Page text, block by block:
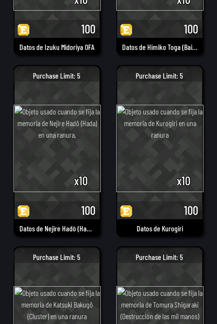
Datos de Izuku Midoriya OFA
100
Datos de Himiko Toga (Baile del aguijón)
100
Datos de Nejire Hadô (Hada)
x10
Purchase Limit: 5
100
Datos de Kurogiri
x10
Purchase Limit: 5
100
Purchase Limit: 5 Purchase Limit: 5